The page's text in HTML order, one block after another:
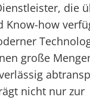
die
Know-how
große
nicht nur zur